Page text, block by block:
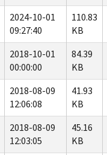
2024-10-01
09:27:40
110.83
KB
2018-10-01
00:00:00
84.39
KB
2018-08-09
12:06:08
41.93
KB
2018-08-09
12:03:05
45.16
KB